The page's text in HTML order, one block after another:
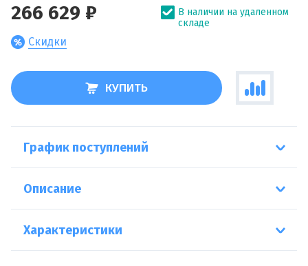
266 629 ₽
Скидки
В наличии на удаленном
складе
КУПИТЬ
График поступлений
Описание
Характеристики